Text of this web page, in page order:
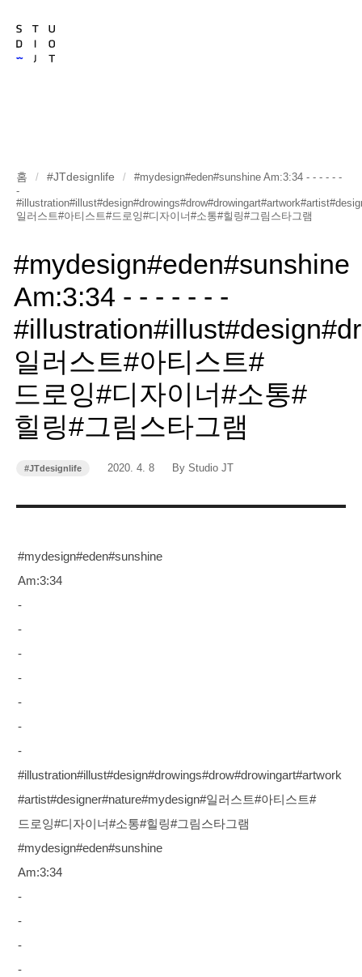
홈 / #JTdesignlife /
#mydesign#eden#sunshine Am:3:34 - - - - - -
-
일러스트#아티스트#드로잉#디자이너#소통#힐링#그림스타그램
#mydesign#eden#sunshine
Am:3:34 - - - - - - -
일러스트#아티스트#
드로잉#디자이너#소통#
힐링#그림스타그램
카
리
#JTdesignlife
작
2020. 4. 8
작
By Studio JT
#mydesign#eden#sunshine
Am:3:34
-
-
-
-
-
-
-
#illustration#illust#design#drowings#drow#drowingart#artwork
#artist#designer#nature#mydesign#일러스트#아티스트#
드로잉#디자이너#소통#힐링#그림스타그램
#mydesign#eden#sunshine
Am:3:34
-
-
-
-